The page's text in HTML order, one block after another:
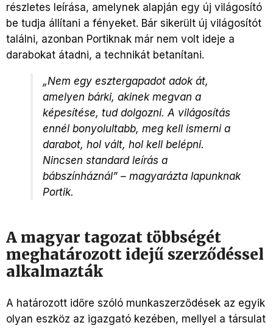
részletes leírása, amelynek alapján egy új világosító
be tudja állítani a fényeket. Bár sikerült új világosítót
találni, azonban Portiknak már nem volt ideje a
darabokat átadni, a technikát betanítani.
„Nem egy esztergapadot adok át,
amelyen bárki, akinek megvan a
képesítése, tud dolgozni. A világosítás
ennél bonyolultabb, meg kell ismerni a
darabot, hol vált, hol kell belépni.
Nincsen standard leírás a
bábszínháznál” – magyarázta lapunknak
Portik.
A magyar tagozat többségét
meghatározott idejű szerződéssel
alkalmazták
A határozott időre szóló munkaszerződések az egyik
olyan eszköz az igazgató kezében, mellyel a társulat